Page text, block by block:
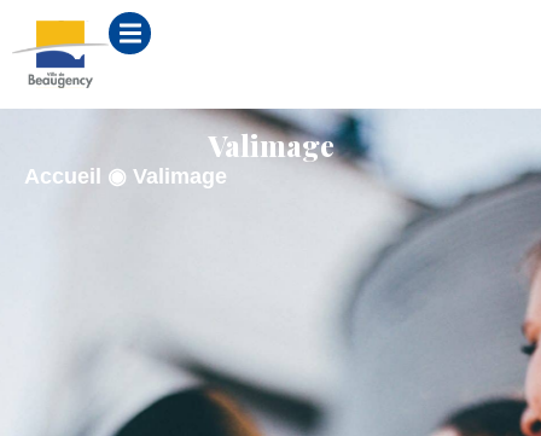
principal
Valimage
Accueil ◉ Valimage